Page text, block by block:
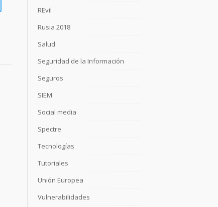
REvil
Rusia 2018
Salud
Seguridad de la Información
Seguros
SIEM
Social media
Spectre
Tecnologías
Tutoriales
Unión Europea
Vulnerabilidades